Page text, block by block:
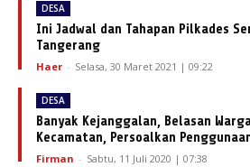
DESA
Ini Jadwal dan Tahapan Pilkades
Tangerang
Haer - Selasa, 30 Maret 2021 | 09:22
DESA
Banyak Kejanggalan, Belasan
Kecamatan, Persoalkan
Firman - Sabtu, 11 Juli 2020 | 07:38